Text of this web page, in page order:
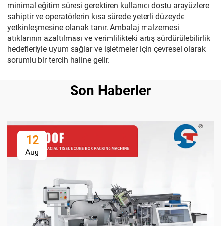
minimal eğitim süresi gerektiren kullanıcı dostu arayüzlere
sahiptir ve operatörlerin kısa sürede yeterli düzeyde
yetkinleşmesine olanak tanır. Ambalaj malzemesi
atıklarının azaltılması ve verimlilikteki artış sürdürülebilirlik
hedefleriyle uyum sağlar ve işletmeler için çevresel olarak
sorumlu bir tercih haline gelir.
Son Haberler
12
Aug